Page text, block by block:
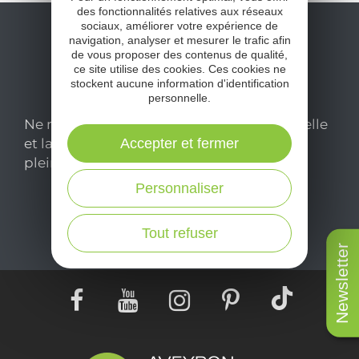
Newsletter
Ne manquez pas notre newsletter mensuelle
et laissez-vous inspirer pour profiter
pleinement de votre séjour en Aveyron.
Je m'abonne ici
des fonctionnalités relatives aux réseaux
sociaux, améliorer votre expérience de
navigation, analyser et mesurer le trafic afin
de vous proposer des contenus de qualité,
ce site utilise des cookies. Ces cookies ne
stockent aucune information d'identification
personnelle.
Tout refuser
Personnaliser
Accepter et fermer